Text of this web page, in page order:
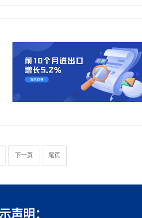
下一页 尾页
声明：